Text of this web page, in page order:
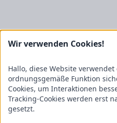
Wir verwenden Cookies!
Hallo, diese Website
ordnungsgemäße Funktion
Cookies, um Interaktionen
Tracking-Cookies werden erst
gesetzt.